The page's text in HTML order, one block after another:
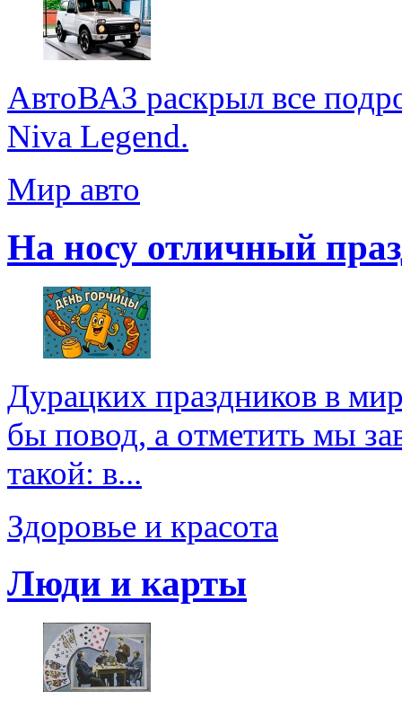
АвтоВАЗ раскрыл все
Niva Legend.
Мир авто
На носу отличный
Дурацких праздников в
бы повод, а отметить мы
такой: в...
Здоровье и красота
Люди и карты